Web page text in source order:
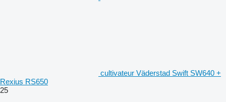
cultivateur Väderstad Swift SW640 +
Rexius RS650
25